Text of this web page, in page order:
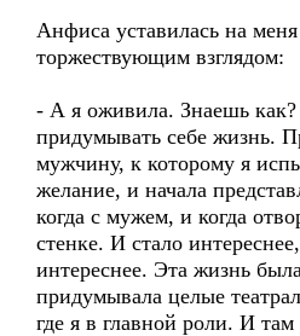
Анфиса уставилась на
торжествующим взглядом:
- А я оживила. Знаешь как?
придумывать себе жизнь.
мужчину, к которому я
желание, и начала
когда с мужем, и когда
стенке. И стало
интереснее. Эта жизнь
придумывала целые
где я в главной роли. И